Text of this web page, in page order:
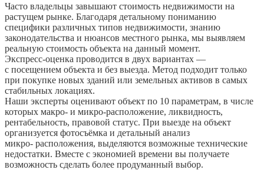
Часто владельцы завышают стоимость недвижимости на
растущем рынке. Благодаря детальному пониманию
специфики различных типов недвижимости, знанию
законодательства и нюансов местного рынка, мы выявляем
реальную стоимость объекта на данный момент.
Экспресс-оценка проводится в двух вариантах —
с посещением объекта и без выезда. Метод подходит только
при покупке новых зданий или земельных активов в самых
стабильных локациях.
Наши эксперты оценивают объект по 10 параметрам, в числе
которых макро- и микро-расположение, ликвидность,
рентабельность, правовой статус. При выезде на объект
организуется фотосъёмка и детальный анализ
микро- расположения, выделяются возможные технические
недостатки. Вместе с экономией времени вы получаете
возможность сделать более продуманный выбор.